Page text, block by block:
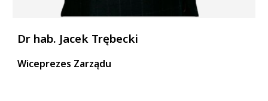
Dr hab. Jacek Trębecki
Wiceprezes Zarządu